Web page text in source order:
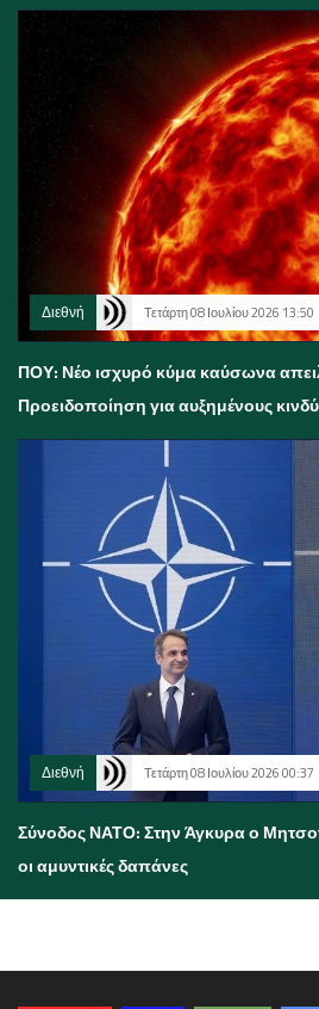
Διεθνή Τετάρτη 08 Ιουλίου 2026 13:50
ΠΟΥ: Νέο ισχυρό κύμα καύσωνα
Προειδοποίηση για αυξημένους
Διεθνή Τετάρτη 08 Ιουλίου 2026 00:37
Σύνοδος ΝΑΤΟ: Στην Άγκυρα ο
οι αμυντικές δαπάνες